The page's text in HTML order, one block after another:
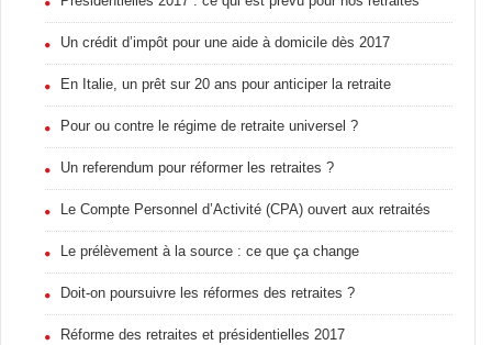
Un crédit d’impôt pour une aide à domicile dès 2017
En Italie, un prêt sur 20 ans pour anticiper la retraite
Pour ou contre le régime de retraite universel ?
Un referendum pour réformer les retraites ?
Le Compte Personnel d’Activité (CPA) ouvert aux retraités
Le prélèvement à la source : ce que ça change
Doit-on poursuivre les réformes des retraites ?
Réforme des retraites et présidentielles 2017